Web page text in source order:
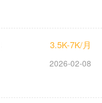
3.5K-7K/月
2026-02-08